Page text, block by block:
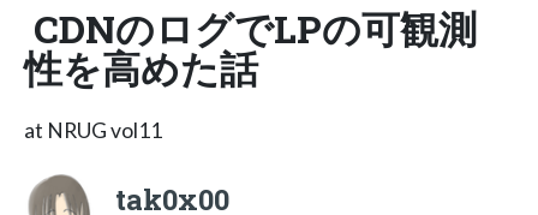
CDNのログでLPの可観測
性を高めた話
at NRUG vol11
tak0x00